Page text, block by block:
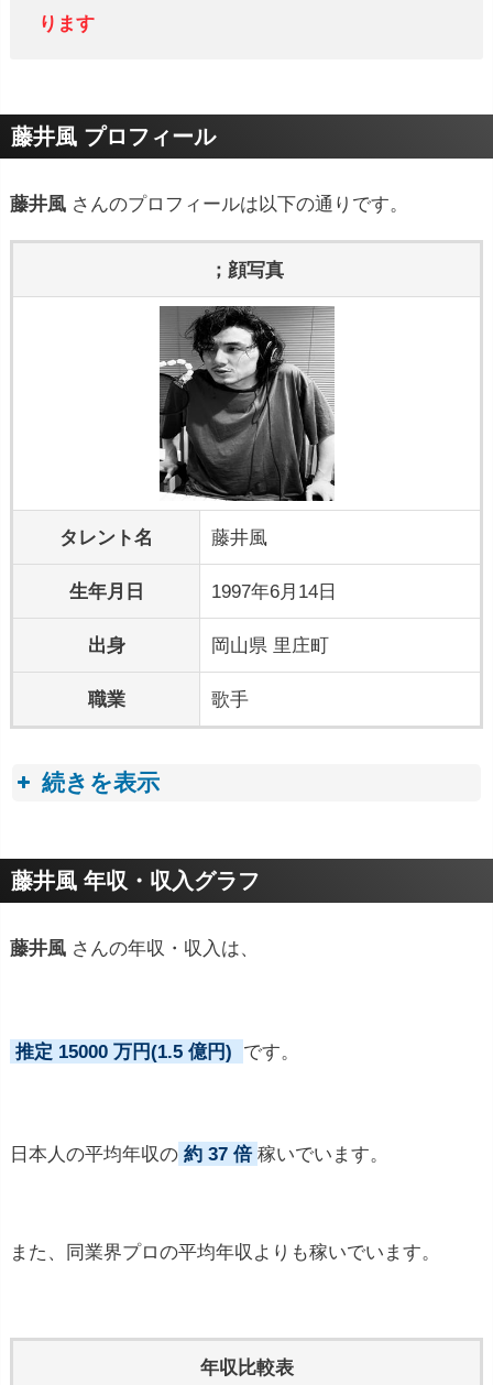
ります
藤井風 プロフィール
藤井風 さんのプロフィールは以下の通りです。
；顔写真
タレント名 藤井風
生年月日 1997年6月14日
出身 岡山県 里庄町
職業 歌手
続きを表示
プロフィールトピック
藤井風 年収・収入グラフ
藤井風 さんの年収・収入は、
推定 15000 万円(1.5 億円) です。
日本人の平均年収の 約 37 倍 稼いでいます。
また、同業界プロの平均年収よりも稼いでいます。
年収比較表